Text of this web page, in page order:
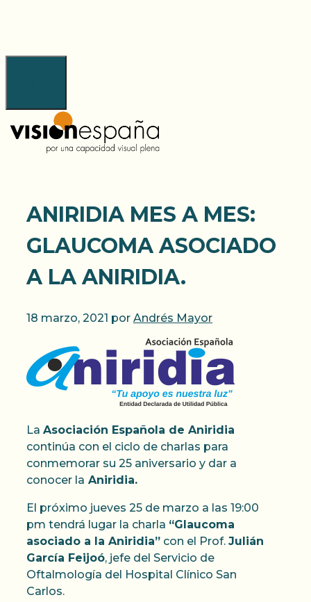
ANIRIDIA MES A MES:
GLAUCOMA ASOCIADO
A LA ANIRIDIA.
18 marzo, 2021 por Andrés Mayor
La Asociación Española de Aniridia
continúa con el ciclo de charlas para
conmemorar su 25 aniversario y dar a
conocer la Aniridia.
El próximo jueves 25 de marzo a las 19:00
pm tendrá lugar la charla “Glaucoma
asociado a la Aniridia” con el Prof. Julián
García Feijoó, jefe del Servicio de
Oftalmología del Hospital Clínico San
Carlos.